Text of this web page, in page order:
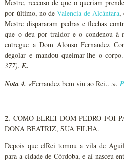
Mestre, receoso de que o queriam
por último, no deValencia de Alcántara,
Mestre dispararam pedras e flechas
que o deu por traidor e o condenou à
entregue a Dom Alonso Fernandez
degolar e mandou queimar-lhe o
377).E.
Nota 4. «Ferrandez bem viu ao Rei…».
2. COMO ELREI DOM PEDRO FOI
DONA BEATRIZ, SUA FILHA.
Depois que elRei tomou a vila de
para a cidade de Córdoba, e aí nasceu